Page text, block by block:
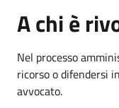
A chi è
Nel processo
ricorso o difendersi
avvocato.